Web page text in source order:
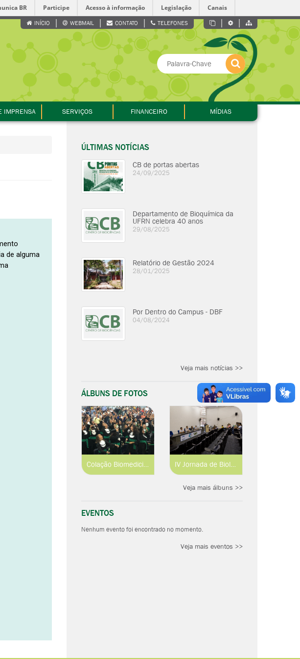
BR Participe Acesso à informação Legislação Canais
INÍCIO WEBMAIL CONTATO TELEFONES
IMPRENSA SERVIÇOS FINANCEIRO MÍDIAS
ÚLTIMAS NOTÍCIAS
CB de portas abertas
24/09/2025
Departamento de Bioquímica da
UFRN celebra 40 anos
29/08/2025
Relatório de Gestão 2024
28/01/2025
Por Dentro do Campus - DBF
04/08/2024
Veja mais notícias >>
ÁLBUNS DE FOTOS
Colação Biomedicina e Engenharia de Aquicultura 2019.1 IV Jornada de Biologia Parasitária
Veja mais álbuns >>
EVENTOS
Nenhum evento foi encontrado no momento.
Veja mais eventos >>